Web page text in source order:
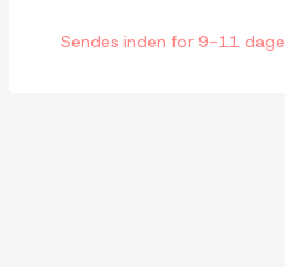
Sendes inden for 9-11 dage